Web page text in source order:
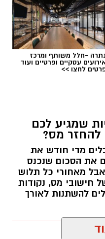
-חלל משותף ומרכז
עסקיים ופרטיים ועוד
לחצו >>
שמגיע לכם
להחזר מס?
מדי חודש את
את הסכום שנכנס
מאחורי כל תלוש
חישובי מס, נקודות
להשתנות לאורך